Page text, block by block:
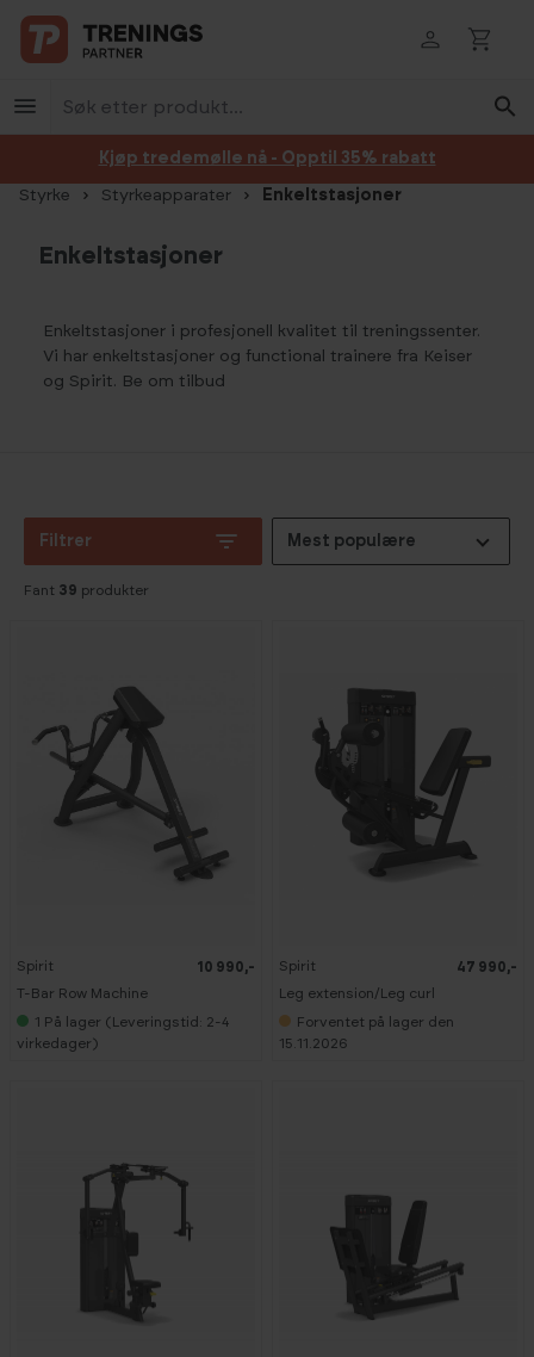
Hopp til innhold
Kjøp tredemølle nå - Opptil 35% rabatt
Styrke Styrkeapparater Enkeltstasjoner
Enkeltstasjoner
Enkeltstasjoner i profesjonell kvalitet til treningssenter.
Vi har enkeltstasjoner og functional trainere fra Keiser
og Spirit. Be om tilbud
Filtrer Mest populære
Fant 39 produkter
Spirit
T-Bar Row Machine
10 990,-
1 På lager (Leveringstid: 2-4
virkedager)
Spirit
Leg extension/Leg curl
47 990,-
Forventet på lager den
15.11.2026